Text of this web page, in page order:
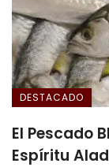
DESTACADO
El Pescado
Espíritu